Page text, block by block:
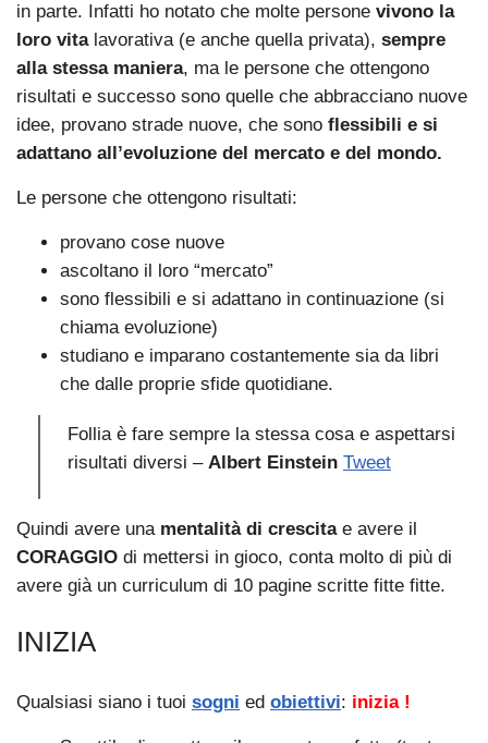
in parte. Infatti ho notato che molte persone vivono la
loro vitalavorativa (e anche quella privata), sempre
alla stessa maniera, ma le persone che ottengono
risultati e successo sono quelle che abbracciano nuove
idee, provano strade nuove, che sono flessibili e si
adattano all’evoluzione del mercato e del mondo.
Le persone che ottengono risultati:
provano cose nuove
ascoltano il loro “mercato”
sono flessibili e si adattano in continuazione (si
chiama evoluzione)
studiano e imparano costantemente sia da libri
che dalle proprie sfide quotidiane.
Follia è fare sempre la stessa cosa e aspettarsi
risultati diversi – Albert Einstein Tweet
Quindi avere una mentalità di crescitae avere il
CORAGGIO di mettersi in gioco, conta molto di più di
avere già un curriculum di 10 pagine scritte fitte fitte.
INIZIA
Qualsiasi siano i tuoi sogni ed obiettivi: inizia !